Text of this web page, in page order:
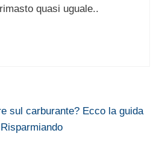
quasi uguale..
sul carburante? Ecco la guida